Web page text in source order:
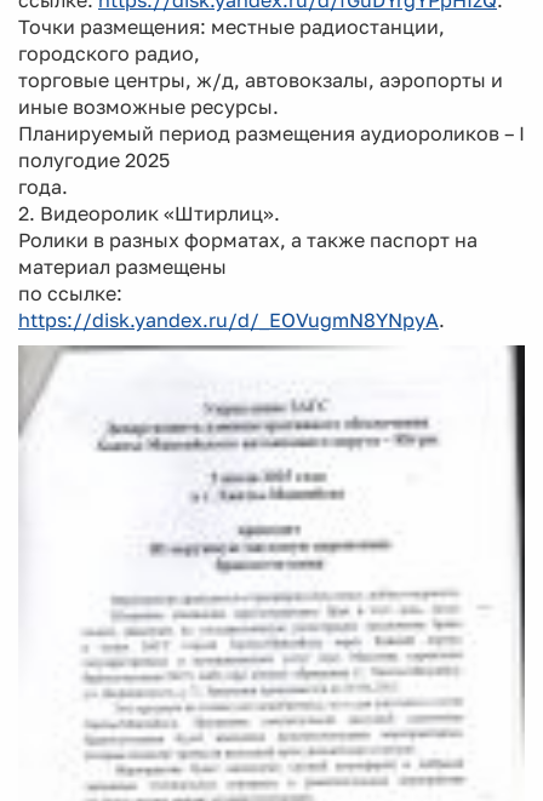
Точки размещения: местные радиостанции,
городского радио,
торговые центры, ж/д, автовокзалы, аэропорты и
иные возможные ресурсы.
Планируемый период размещения аудиороликов – I
полугодие 2025
года.
2. Видеоролик «Штирлиц».
Ролики в разных форматах, а также паспорт на
материал размещены
по ссылке:
https://disk.yandex.ru/d/_EOVugmN8YNpyA.